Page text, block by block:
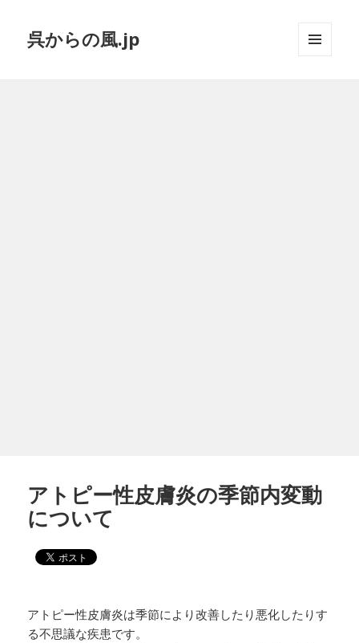
呉からの風.jp
アトピー性皮膚炎の季節内変動
について
アトピー性皮膚炎は季節により改善したり悪化したりす
る不思議な疾患です。